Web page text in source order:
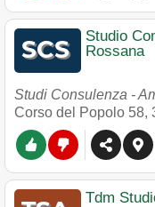
Studio
Rossana
Studi Consulenza -
Corso del Popolo 58,
Tdm